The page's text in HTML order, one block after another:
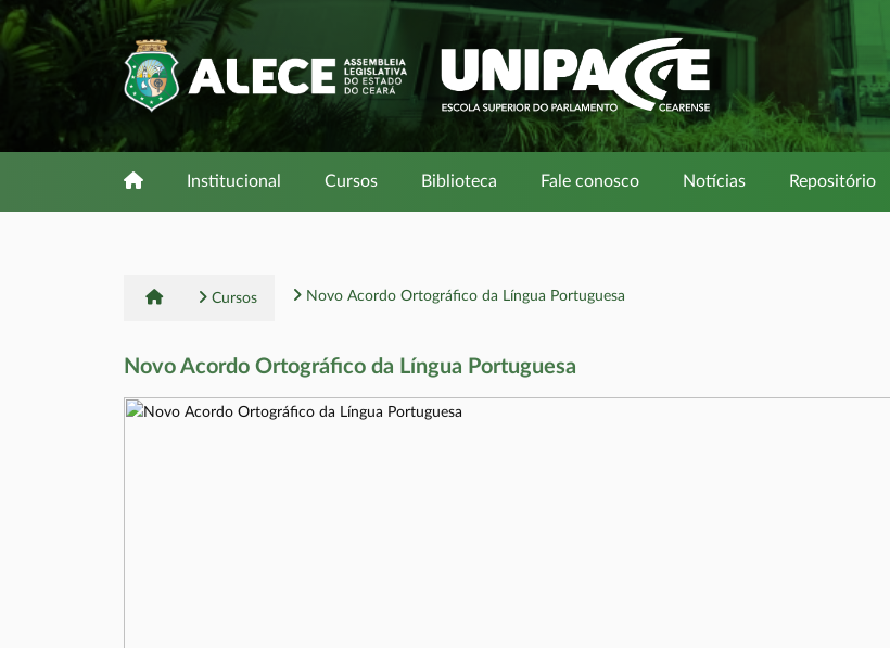
Institucional Cursos Biblioteca Fale conosco Notícias Repositório
Cursos Novo Acordo Ortográfico da Língua Portuguesa
Novo Acordo Ortográfico da Língua Portuguesa